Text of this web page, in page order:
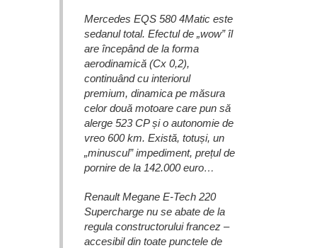
Mercedes EQS 580 4Matic este
sedanul total. Efectul de „wow” îl
are începând de la forma
aerodinamică (Cx 0,2),
continuând cu interiorul
premium, dinamica pe măsura
celor două motoare care pun să
alerge 523 CP și o autonomie de
vreo 600 km. Există, totuși, un
„minuscul” impediment, prețul de
pornire de la 142.000 euro…
Renault Megane E-Tech 220
Supercharge nu se abate de la
regula constructorului francez –
accesibil din toate punctele de